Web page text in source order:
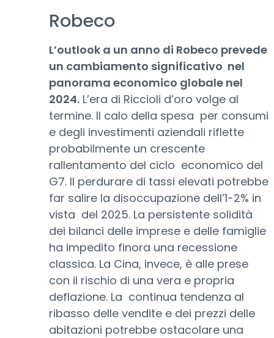
Robeco
L’outlook a un anno di Robeco prevede
un cambiamento significativo nel
panorama economico globale nel
2024. L’era di Riccioli d’oro volge al
termine. Il calo della spesa per consumi
e degli investimenti aziendali riflette
probabilmente un crescente
rallentamento del ciclo economico del
G7. Il perdurare di tassi elevati potrebbe
far salire la disoccupazione dell’1-2% in
vista del 2025. La persistente solidità
dei bilanci delle imprese e delle famiglie
ha impedito finora una recessione
classica. La Cina, invece, è alle prese
con il rischio di una vera e propria
deflazione. La continua tendenza al
ribasso delle vendite e dei prezzi delle
abitazioni potrebbe ostacolare una